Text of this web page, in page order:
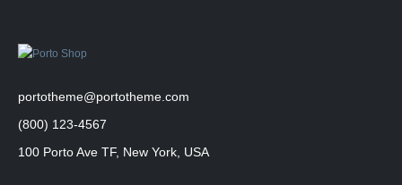
portotheme@portotheme.com
(800) 123-4567
100 Porto Ave TF, New York, USA